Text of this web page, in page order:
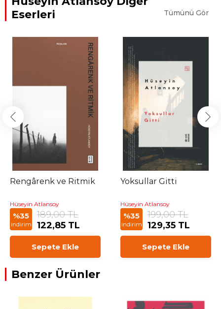
Eserleri
Tümünü Gör
Rengârenk ve Ritmik
Hüseyin Atlansoy
%35
indirim
189,00 TL
122,85 TL
Sepete Ekle
Yoksullar Gitti
Hüseyin Atlansoy
%35
indirim
199,00 TL
129,35 TL
Sepete Ekle
Benzer Ürünler